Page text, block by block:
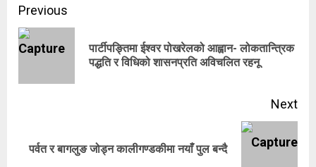
Continue
Reading
Previous
पार्टीपङ्तिमा ईश्वर पोखरेलको आह्वान- लोकतान्त्रिक
पद्धति र विधिको शासनप्रति अविचलित रहनू
Next
Next
पर्वत र बागलुङ जोड्न कालीगण्डकीमा नयाँ पुल बन्दै